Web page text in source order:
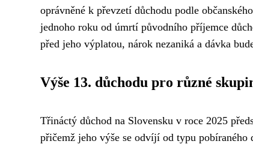
oprávněné k převzetí důchodu podle
jednoho roku od úmrtí původního příjemce
před jeho výplatou, nárok nezaniká a dávka
Výše 13. důchodu pro různé
Třináctý důchod na Slovensku v roce 2025
přičemž jeho výše se odvíjí od typu pobíraného